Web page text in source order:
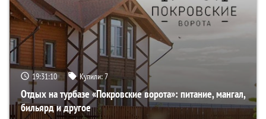
19:31:09 Купили:7
Отдых на турбазе «Покровские ворота»: питание, мангал,
бильярд и другое